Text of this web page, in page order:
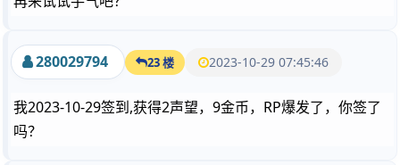
280029794 23 楼 2023-10-29 07:45:46
我2023-10-29签到,获得2声望，9金币，RP爆发了，你签了
吗？